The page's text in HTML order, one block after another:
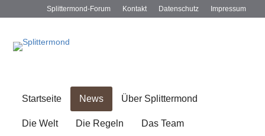
Impressum
Datenschutz
Kontakt
Splittermond-Forum
Startseite News Über Splittermond
Die Welt Die Regeln Das Team